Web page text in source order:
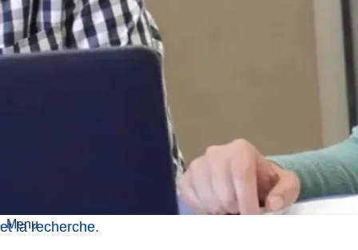
Menu
d’autres milieux
communautaires,
etc.; études
et la recherche.